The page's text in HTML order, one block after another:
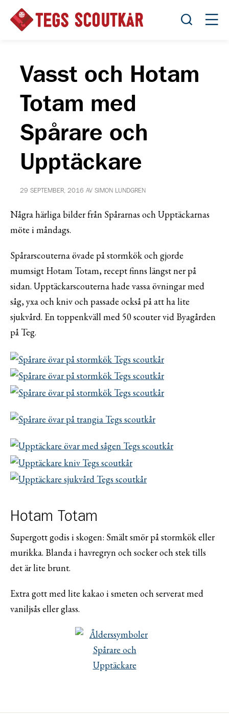
Öppna
Vasst och Hotam
Totam med
Spårare och
Upptäckare
29 SEPTEMBER, 2016 AV SIMON LUNDGREN
Några härliga bilder från Spårarnas och Upptäckarnas
möte i måndags.
Spårarscouterna övade på stormkök och gjorde
mumsigt Hotam Totam, recept finns längst ner på
sidan. Upptäckarscouterna hade vassa övningar med
såg, yxa och kniv och passade också på att ha lite
sjukvård. En toppenkväll med 50 scouter vid Byagården
på Teg.
Hotam Totam
Supergott godis i skogen: Smält smör på stormkök eller
murikka. Blanda i havregryn och socker och stek tills
det är lite brunt.
Extra gott med lite kakao i smeten och serverat med
vaniljsås eller glass.